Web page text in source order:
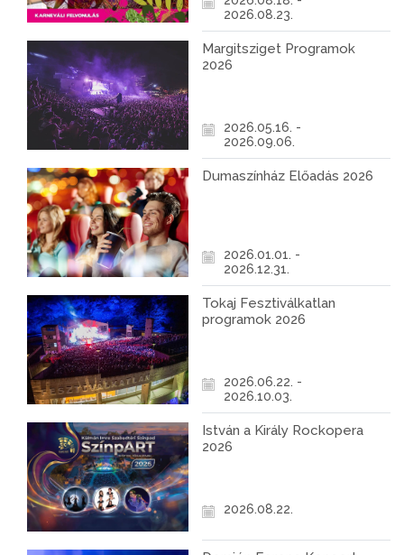
2026.08.23.
Margitsziget Programok
2026
2026.05.16. -
2026.09.06.
Dumaszínház Előadás 2026
2026.01.01. -
2026.12.31.
Tokaj Fesztiválkatlan
programok 2026
2026.06.22. -
2026.10.03.
István a Király Rockopera
2026
2026.08.22.